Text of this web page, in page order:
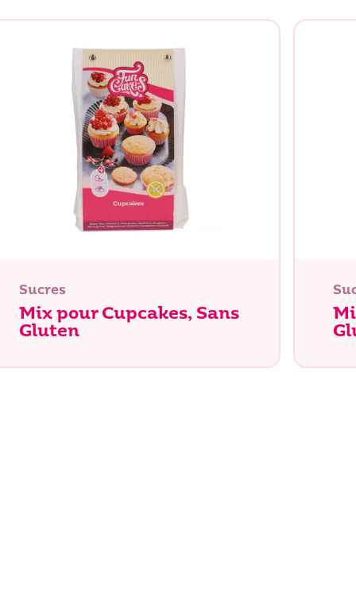
Recherche
Sucres
Mix pour Cupcakes, Sans
Gluten